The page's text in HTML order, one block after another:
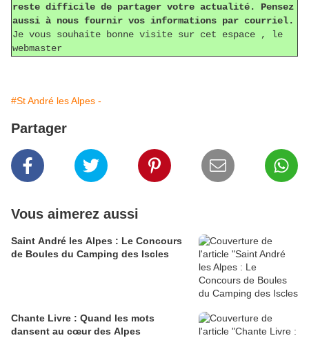
reste difficile de partager votre actualité. Pensez
aussi à nous fournir vos informations par courriel.
Je vous souhaite bonne visite sur cet espace , le
webmaster
#St André les Alpes -
Partager
Vous aimerez aussi
Saint André les Alpes : Le Concours
de Boules du Camping des Iscles
Chante Livre : Quand les mots
dansent au cœur des Alpes